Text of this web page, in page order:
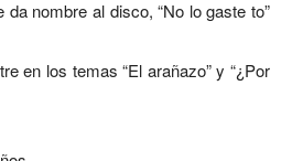
da nombre al disco, “No lo gaste to”
en los temas “El arañazo” y “¿Por